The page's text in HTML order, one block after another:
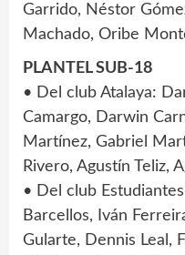
Garrido, Néstor
Machado, Oribe
PLANTEL SUB-18
• Del club Atalaya:
Camargo, Darwin
Martínez, Gabriel
Rivero, Agustín Teliz,
• Del club
Barcellos, Iván
Gularte, Dennis Leal,